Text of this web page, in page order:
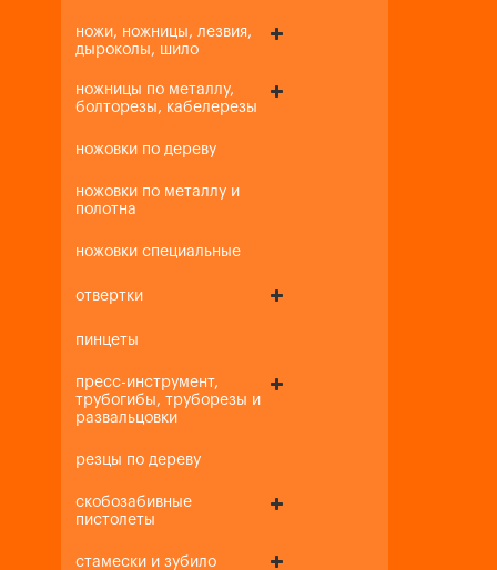
ножи, ножницы, лезвия,
дыроколы, шило
ножницы по металлу,
болторезы, кабелерезы
ножовки по дереву
ножовки по металлу и
полотна
ножовки специальные
отвертки
пинцеты
пресс-инструмент,
трубогибы, труборезы и
развальцовки
резцы по дереву
скобозабивные
пистолеты
стамески и зубило